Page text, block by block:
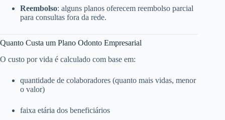
Reembolso: alguns planos oferecem reembolso parcial
para consultas fora da rede.
Quanto Custa um Plano Odonto Empresarial
O custo por vida é calculado com base em:
quantidade de colaboradores (quanto mais vidas, menor
o valor)
faixa etária dos beneficiários